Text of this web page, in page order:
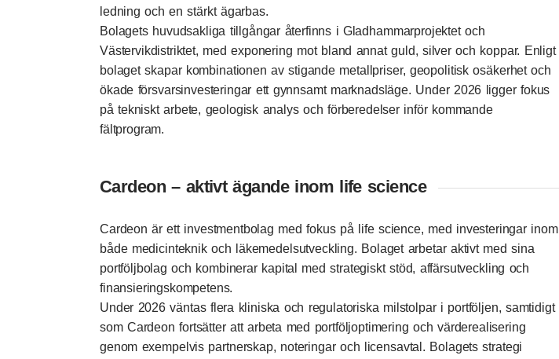
ledning och en stärkt ägarbas.
Bolagets huvudsakliga tillgångar återfinns i Gladhammarprojektet och
Västervikdistriktet, med exponering mot bland annat guld, silver och koppar. Enligt
bolaget skapar kombinationen av stigande metallpriser, geopolitisk osäkerhet och
ökade försvarsinvesteringar ett gynnsamt marknadsläge. Under 2026 ligger fokus
på tekniskt arbete, geologisk analys och förberedelser inför kommande
fältprogram.
Cardeon – aktivt ägande inom life science
Cardeon är ett investmentbolag med fokus på life science, med investeringar inom
både medicinteknik och läkemedelsutveckling. Bolaget arbetar aktivt med sina
portföljbolag och kombinerar kapital med strategiskt stöd, affärsutveckling och
finansieringskompetens.
Under 2026 väntas flera kliniska och regulatoriska milstolpar i portföljen, samtidigt
som Cardeon fortsätter att arbeta med portföljoptimering och värderealisering
genom exempelvis partnerskap, noteringar och licensavtal. Bolagets strategi